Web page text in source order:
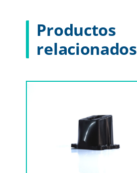
Productos
relacionados